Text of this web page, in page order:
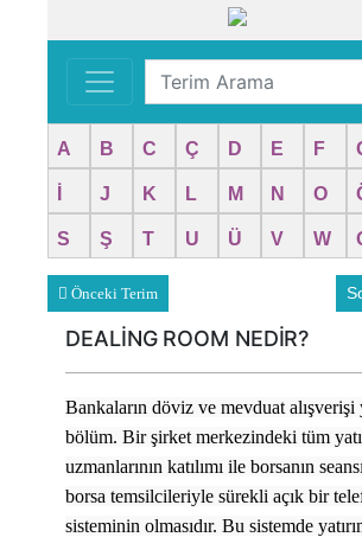
A B C Ç D E F
J K L M N O
S Ş T U Ü V W
Önceki Terim
DEALİNG ROOM NEDİR?
Bankaların döviz ve mevduat alışverişi
bölüm. Bir şirket merkezindeki tüm
uzmanlarının katılımı ile borsanın
borsa temsilcileriyle sürekli açık bir
sisteminin olmasıdır. Bu sistemde